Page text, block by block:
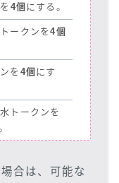
4個 にする。
ークンを4個
を4個 にす
トークンを
合は、可能な